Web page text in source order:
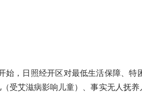
，日照经开区对最低生活保障、特
受艾滋病影响儿童）、事实无人抚